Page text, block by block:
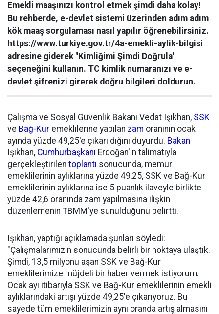
Emekli maaşınızı kontrol etmek şimdi daha kolay!
Bu rehberde, e-devlet sistemi üzerinden adım adım
kök maaş sorgulaması nasıl yapılır öğrenebilirsiniz.
https://www.turkiye.gov.tr/4a-emekli-aylik-bilgisi
adresine giderek "Kimliğimi Şimdi Doğrula"
seçeneğini kullanın. TC kimlik numaranızı ve e-
devlet şifrenizi girerek doğru bilgileri doldurun.
Çalışma ve Sosyal Güvenlik Bakanı Vedat Işıkhan, SSK
ve Bağ-Kur emeklilerine yapılan zam oranının ocak
ayında yüzde 49,25'e çıkarıldığını duyurdu. Bakan
Işıkhan, Cumhurbaşkanı Erdoğan'ın talimatıyla
gerçekleştirilen toplantı sonucunda, memur
emeklilerinin aylıklarına yüzde 49,25, SSK ve Bağ-Kur
emeklilerinin aylıklarına ise 5 puanlık ilaveyle birlikte
yüzde 42,6 oranında zam yapılmasına ilişkin
düzenlemenin TBMM'ye sunulduğunu belirtti.
Işıkhan, yaptığı açıklamada şunları söyledi:
"Çalışmalarımızın sonucunda belirli bir noktaya ulaştık.
Şimdi, 13,5 milyonu aşan SSK ve Bağ-Kur
emeklilerimize müjdeli bir haber vermek istiyorum.
Ocak ayı itibarıyla SSK ve Bağ-Kur emeklilerinin emekli
aylıklarındaki artışı yüzde 49,25'e çıkarıyoruz. Bu
sayede tüm emeklilerimizin aynı oranda artış almasını